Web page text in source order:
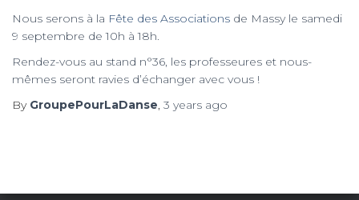
Nous serons à la Fête des Associations de Massy le samedi
9 septembre de 10h à 18h.
Rendez-vous au stand n°36, les professeures et nous-
mêmes seront ravies d’échanger avec vous !
By GroupePourLaDanse, 3 years ago